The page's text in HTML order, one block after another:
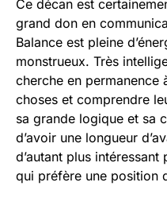
Ce décan est
grand don en
Balance est pleine
monstrueux. Très
cherche en permanence
choses et comprendre
sa grande logique et sa
d’avoir une longueur
d’autant plus
qui préfère une position